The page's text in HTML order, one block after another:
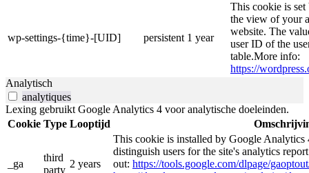
wp-settings-{time}-[UID] persistent 1 year
This cookie is set
the view of your
website. The
user ID of the
table.More info:
https://
Analytisch
analytiques
Lexing gebruikt Google Analytics 4 voor analytische doeleinden.
Cookie Type Looptijd
_ga
third
party
2 years
This cookie is installed by Google Analytics
distinguish users for the site's analytics
out: https://tools.google.com/dlpage/